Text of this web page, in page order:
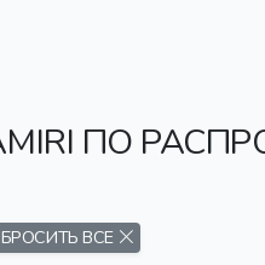
ПО
ВСЕ